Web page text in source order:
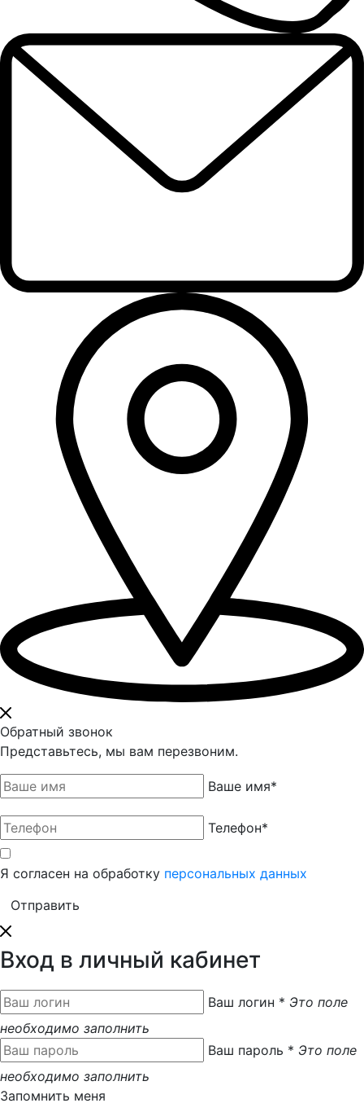
Обратный звонок
Представьтесь, мы вам перезвоним.
Ваше имя*
Телефон*
Я согласен на обработку персональных данных
Вход в личный кабинет
Ваш логин * Это поле
необходимо заполнить
Ваш пароль * Это поле
необходимо заполнить
Запомнить меня